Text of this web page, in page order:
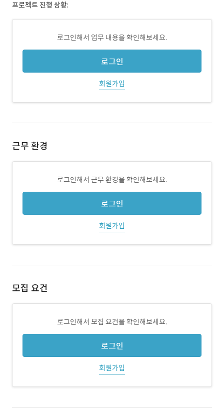
프로젝트 진행 상황:
로그인해서 업무 내용을 확인해보세요.
로그인
회원가입
근무 환경
로그인해서 근무 환경을 확인해보세요.
로그인
회원가입
모집 요건
로그인해서 모집 요건을 확인해보세요.
로그인
회원가입